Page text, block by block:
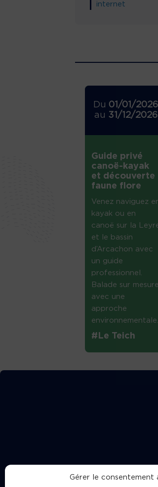
Gérer le consentement
internet
Du 01/01/2026
au 31/12/2026
Guide privé
canoë-kayak
et découverte
faune flore
Venez naviguez
kayak ou en
canoë sur la
et le bassin
d’Arcachon avec
un guide
professionnel.
Balade sur mesure
avec une
approche
#Le Teich